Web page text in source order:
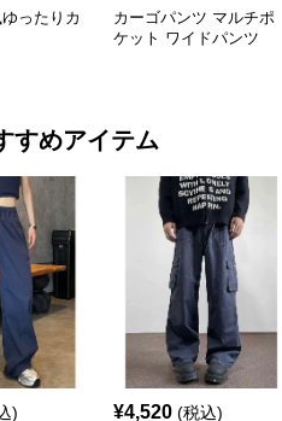
ったりカ
カーゴパンツ マルチポ
ケット ワイドパンツ
すめアイテム
) ¥4,520 (税込)